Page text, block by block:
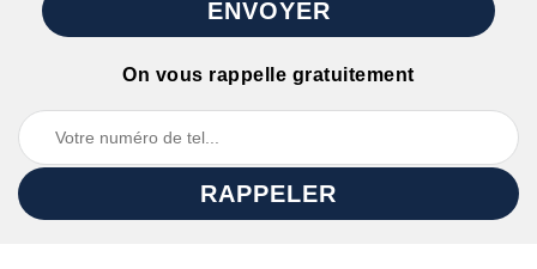
On vous rappelle gratuitement